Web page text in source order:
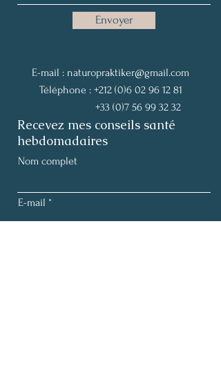
Envoyer
E-mail : naturopraktiker@gmail.com
Téléphone : +212 (0)6 02 96 12 81
+33 (0)7 56 99 32 32
Recevez mes conseils santé
hebdomadaires
Nom complet
E-mail